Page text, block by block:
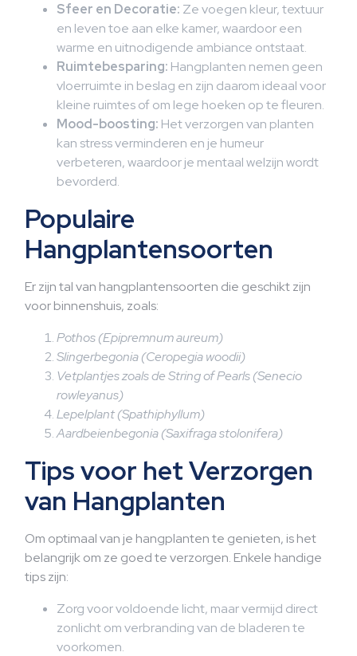
Sfeer en Decoratie: Ze voegen kleur, textuur
en leven toe aan elke kamer, waardoor een
warme en uitnodigende ambiance ontstaat.
Ruimtebesparing: Hangplanten nemen geen
vloerruimte in beslag en zijn daarom ideaal voor
kleine ruimtes of om lege hoeken op te fleuren.
Mood-boosting: Het verzorgen van planten
kan stress verminderen en je humeur
verbeteren, waardoor je mentaal welzijn wordt
bevorderd.
Populaire
Hangplantensoorten
Er zijn tal van hangplantensoorten die geschikt zijn
voor binnenshuis, zoals:
Pothos (Epipremnum aureum)
Slingerbegonia (Ceropegia woodii)
Vetplantjes zoals de String of Pearls (Senecio
rowleyanus)
Lepelplant (Spathiphyllum)
Aardbeienbegonia (Saxifraga stolonifera)
Tips voor het Verzorgen
van Hangplanten
Om optimaal van je hangplanten te genieten, is het
belangrijk om ze goed te verzorgen. Enkele handige
tips zijn:
Zorg voor voldoende licht, maar vermijd direct
zonlicht om verbranding van de bladeren te
voorkomen.